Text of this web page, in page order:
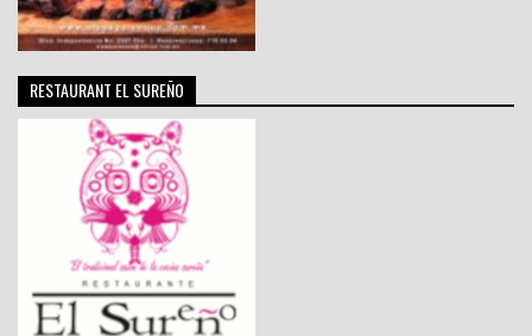
RESTAURANT EL SUREÑO